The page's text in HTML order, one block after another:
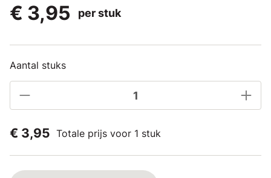
€ 3,95
per stuk
Aantal stuks
€ 3,95 Totale prijs voor 1 stuk